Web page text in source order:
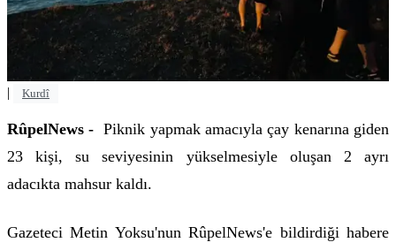
| Kurdî
RûpelNews - Piknik yapmak amacıyla çay kenarına giden
23 kişi, su seviyesinin yükselmesiyle oluşan 2 ayrı
adacıkta mahsur kaldı.
Gazeteci Metin Yoksu'nun RûpelNews'e bildirdiği habere